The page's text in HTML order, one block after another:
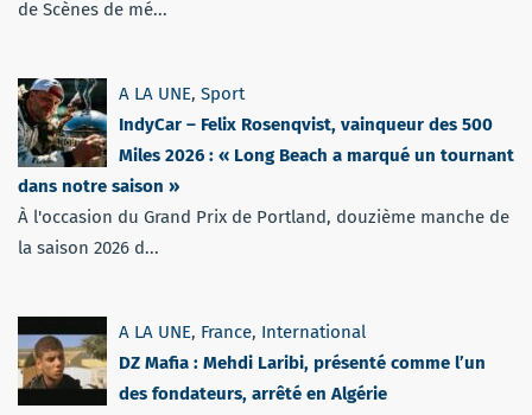
de Scènes de mé...
A LA UNE, Sport
IndyCar – Felix Rosenqvist, vainqueur des 500
Miles 2026 : « Long Beach a marqué un tournant
dans notre saison »
À l'occasion du Grand Prix de Portland, douzième manche de
la saison 2026 d...
A LA UNE, France, International
DZ Mafia : Mehdi Laribi, présenté comme l’un
des fondateurs, arrêté en Algérie